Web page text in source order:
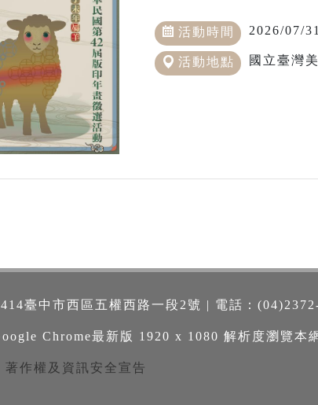
活動時間 2026/07/
活動地點 國立臺灣
臺中市西區五權西路一段2號 | 電話：
Chrome最新版 1920 x 1080 解析度瀏覽本
著作權及資訊安全宣告